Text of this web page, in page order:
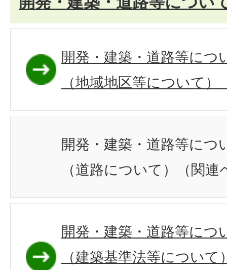
開発・建築・道路等につ
（地域地区等について
開発・建築・道路等につ
（道路について）（関
開発・建築・道路等につ
（建築基準法等につい